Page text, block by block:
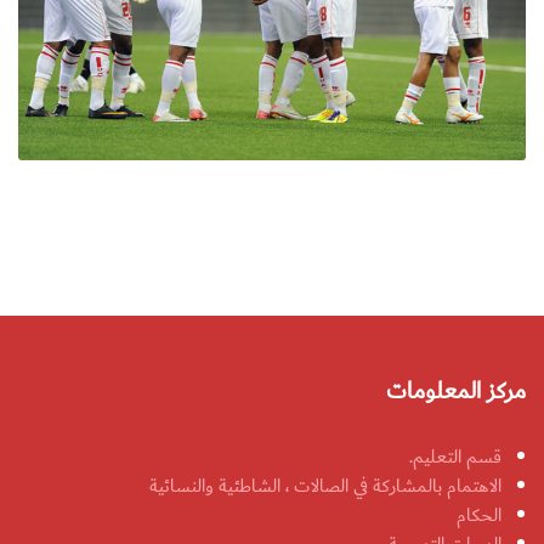
مركز المعلومات
قسم التعليم.
الاهتمام بالمشاركة في الصالات ، الشاطئية والنسائية
الحكام